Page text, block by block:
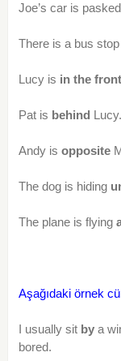
Joe’s car is pasked
There is a bus stop
Lucy is in the
Pat is behind Lucy.
Andy is opposite
The dog is hiding
The plane is flying
Aşağıdaki örnek
I usually sit bya
bored.